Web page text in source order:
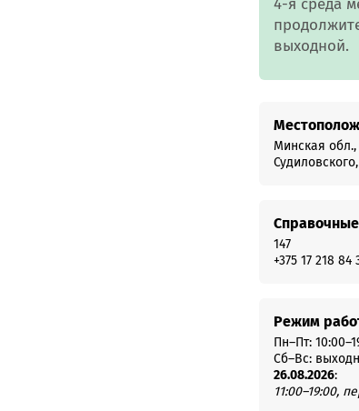
4-я среда
выходной.
Минская обл.,
147
+375 17 218 84
Режим
Пн–Пт:
Сб–Вс:
26.08.2026:
11:00–19:00,